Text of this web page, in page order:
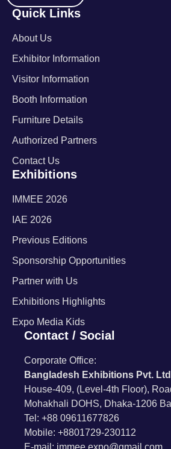
Quick Links
About Us
Exhibitor Information
Visitor Information
Booth Information
Furniture Details
Authorized Partners
Contact Us
Exhibitions
IMMEE 2026
IAE 2026
Previous Editions
Sponsorship Opportunities
Partner with Us
Exhibitions Highlights
Expo Media Kids
Contact / Social
Corporate Office:
Bangladesh Exhibitions Pvt.
House-409, (Level-4th Floor),
Mohakhali DOHS, Dhaka-1206
Tel: +88 09611677826
Mobile: +8801729-230112